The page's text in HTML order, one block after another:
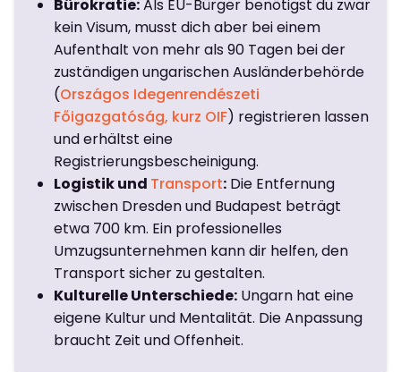
Bürokratie:Als EU-Bürger benötigst du zwar
kein Visum, musst dich aber bei einem
Aufenthalt von mehr als 90 Tagen bei der
zuständigen ungarischen Ausländerbehörde
(Országos Idegenrendészeti
Főigazgatóság, kurz OIF) registrieren lassen
und erhältst eine
Registrierungsbescheinigung.
Logistik und Transport: Die Entfernung
zwischen Dresden und Budapest beträgt
etwa 700 km. Ein professionelles
Umzugsunternehmen kann dir helfen, den
Transport sicher zu gestalten.
Kulturelle Unterschiede: Ungarn hat eine
eigene Kultur und Mentalität. Die Anpassung
braucht Zeit und Offenheit.